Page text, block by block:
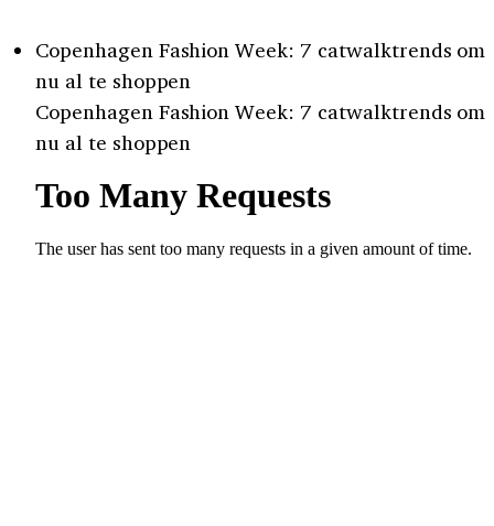
Copenhagen Fashion Week: 7 catwalktrends om
nu al te shoppen
Copenhagen Fashion Week: 7 catwalktrends om
nu al te shoppen